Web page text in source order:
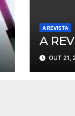
A REVISTA
A
OUT 21,